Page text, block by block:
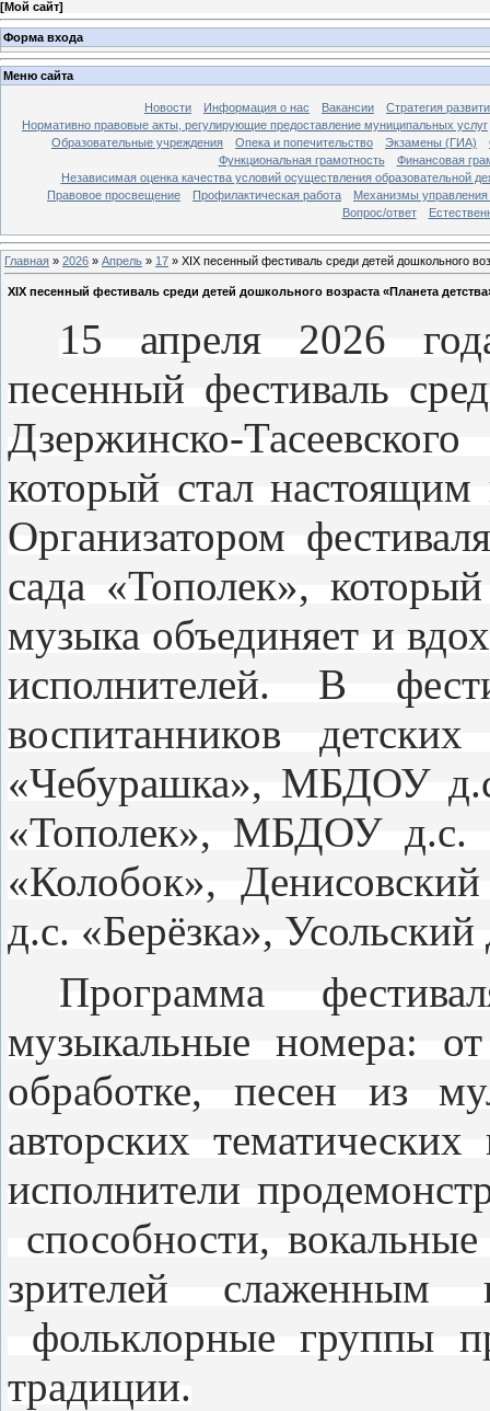
[Мой сайт]
Форма входа
Меню сайта
Новости Информация о нас Вакансии
Стратегия
Нормативно правовые акты, регулирующие предоставление муниципальных услуг
Образовательные учреждения
Опека и попечительство Экзамены (ГИА)
Функциональная грамотность
Финансовая
Независимая оценка качества условий осуществления образовательной
Правовое просвещение
Профилактическая работа
Механизмы управления
Вопрос/ответ
Главная » 2026 » Апрель » 17 » XIX песенный фестиваль среди детей дошкольного
XIX песенный фестиваль среди детей дошкольного возраста «Планета
15 апреля 2026
песенный фестиваль
Дзержинско-
который стал
Организатором
сада «Тополек»,
музыка объединяет и
исполнителей. В
воспитанников
«Чебурашка», МБДОУ
«Тополек», МБДОУ д.с.
«Колобок»,
д.с. «Берёзка»,
Программа
музыкальные номера:
обработке, песен из
авторских
исполнители
способности,
зрителей
фольклорные группы
традиции.